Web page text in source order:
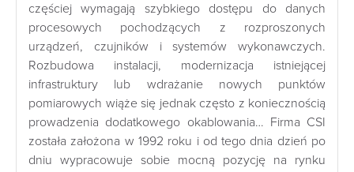
częściej wymagają szybkiego dostępu do danych
procesowych pochodzących z rozproszonych
urządzeń, czujników i systemów wykonawczych.
Rozbudowa instalacji, modernizacja istniejącej
infrastruktury lub wdrażanie nowych punktów
pomiarowych wiąże się jednak często z koniecznością
prowadzenia dodatkowego okablowania… Firma CSI
została założona w 1992 roku i od tego dnia dzień po
dniu wypracowuje sobie mocną pozycję na rynku